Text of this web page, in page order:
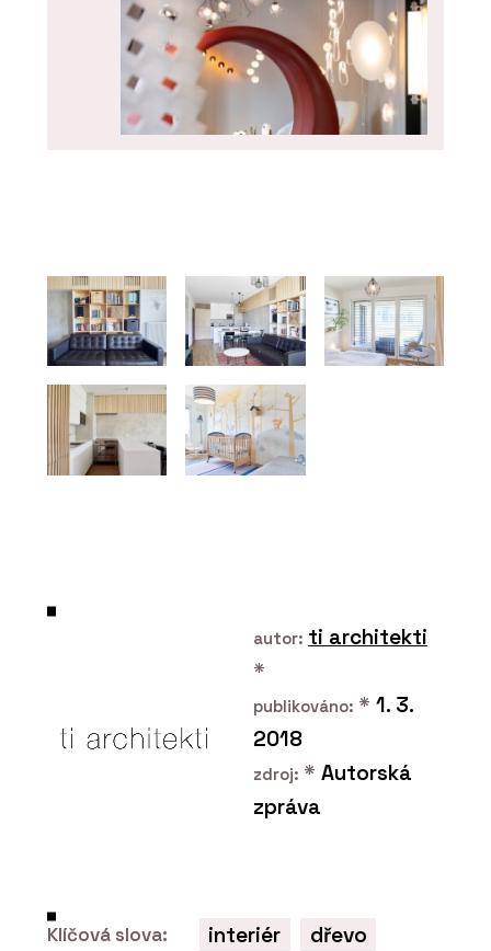
autor: ti architekti
*
publikováno: * 1. 3.
2018
zdroj: * Autorská
zpráva
Klíčová slova: interiér
dřevo